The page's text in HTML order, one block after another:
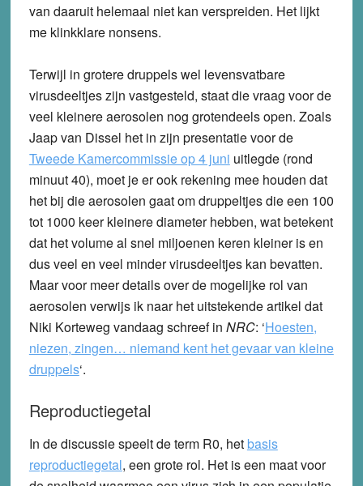
van daaruit helemaal niet kan verspreiden. Het lijkt
me klinkklare nonsens.
Terwijl in grotere druppels wel levensvatbare
virusdeeltjes zijn vastgesteld, staat die vraag voor de
veel kleinere aerosolen nog grotendeels open. Zoals
Jaap van Dissel het in zijn presentatie voor de
Tweede Kamercommissie op 4 juni uitlegde (rond
minuut 40), moet je er ook rekening mee houden dat
het bij die aerosolen gaat om druppeltjes die een 100
tot 1000 keer kleinere diameter hebben, wat betekent
dat het volume al snel miljoenen keren kleiner is en
dus veel en veel minder virusdeeltjes kan bevatten.
Maar voor meer details over de mogelijke rol van
aerosolen verwijs ik naar het uitstekende artikel dat
Niki Korteweg vandaag schreef in NRC: ‘Hoesten,
niezen, zingen… niemand kent het gevaar van kleine
druppels‘.
Reproductiegetal
In de discussie speelt de term R0, het basis
reproductiegetal, een grote rol. Het is een maat voor